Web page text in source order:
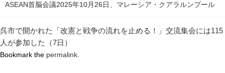
ASEAN首脳会議2025年10月26日、マレーシア・クアラルンプール
呉市で開かれた「改憲と戦争の流れを止める！」交流集会には115
人が参加した（7日）
Bookmark the permalink